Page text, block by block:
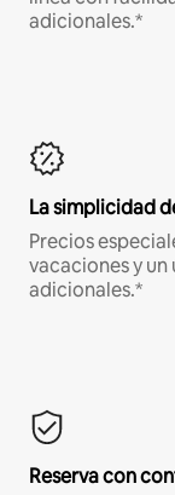
adicionales.*
La simplicidad
Precios
vacaciones y
adicionales.*
Reserva con